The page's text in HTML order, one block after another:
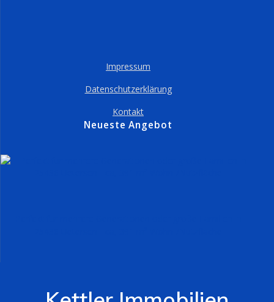
Impressum
Datenschutzerklärung
Kontakt
Neueste Angebot